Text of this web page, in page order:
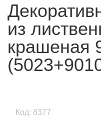
из
крашеная
Код: 8377